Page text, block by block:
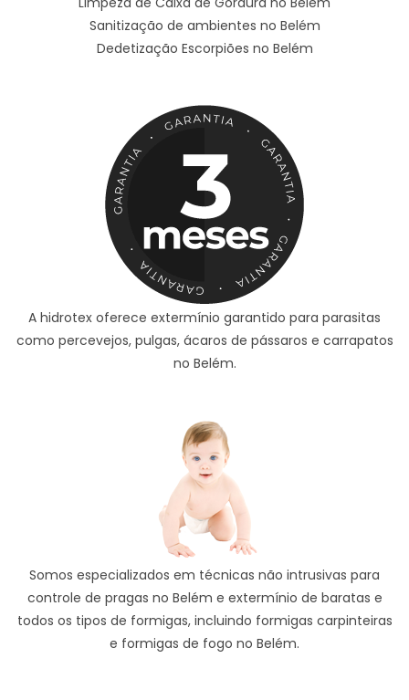
Sanitização de ambientes no Belém
Dedetização Escorpiões no Belém
A hidrotex oferece extermínio garantido para parasitas
como percevejos, pulgas, ácaros de pássaros e carrapatos
no Belém.
Somos especializados em técnicas não intrusivas para
controle de pragas no Belém e extermínio de baratas e
todos os tipos de formigas, incluindo formigas carpinteiras
e formigas de fogo no Belém.